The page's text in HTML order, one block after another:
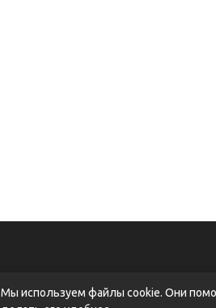
Мы используем файлы cookie. Они